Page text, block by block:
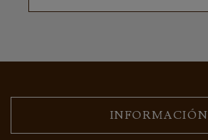
INFORMACIÓN